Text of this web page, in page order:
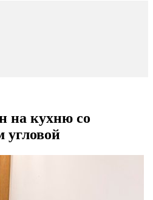
на кухню со
угловой